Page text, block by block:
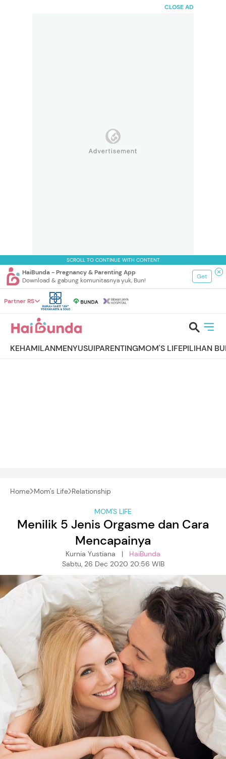
CLOSE AD
SCROLL TO CONTINUE WITH CONTENT
HaiBunda - Pregnancy & Parenting App
Download & gabung komunitasnya yuk, Bun!
Get
Partner RS
KEHAMILANMENYUSUIPARENTINGMOM'S LIFEPILIHAN
Home Mom's Life Relationship
MOM'S LIFE
Menilik 5 Jenis Orgasme dan Cara
Mencapainya
Kurnia Yustiana | HaiBunda
Sabtu, 26 Dec 2020 20:56 WIB